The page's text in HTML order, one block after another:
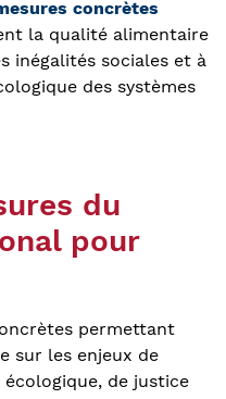
concrètes
la qualité alimentaire
inégalités sociales et à
des systèmes
du
pour
permettant
sur les enjeux de
de justice